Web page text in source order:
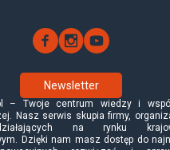
Newsletter
– Twoje centrum wiedzy i
Nasz serwis skupia firmy,
na rynku
Dzięki nam masz dostęp do